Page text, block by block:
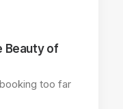
Beauty of
too far